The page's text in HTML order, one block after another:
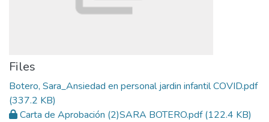
Files
Botero, Sara_Ansiedad en personal jardin infantil COVID.pdf
(337.2 KB)
Carta de Aprobación (2)SARA BOTERO.pdf(122.4 KB)